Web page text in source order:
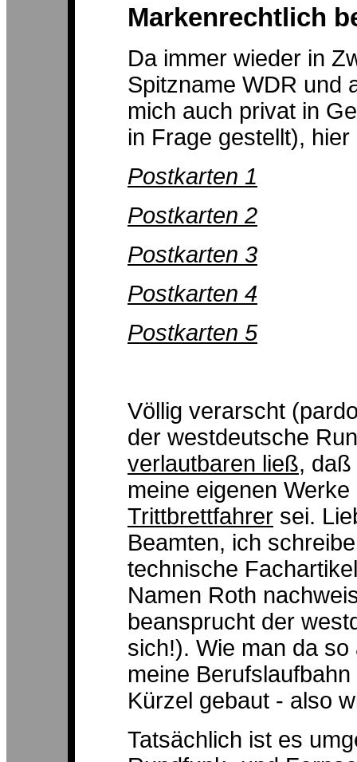
Markenrechtlich
Da immer wieder in
Spitzname WDR und
mich auch privat in
in Frage gestellt),
Postkarten 1
Postkarten 2
Postkarten 3
Postkarten 4
Postkarten 5
Völlig verarscht
der westdeutsche
verlautbaren ließ,
meine eigenen
Trittbrettfahrer sei.
Beamten, ich
technische
Namen Roth
beansprucht der
sich!). Wie man da
meine
Kürzel gebaut - also
Tatsächlich ist es